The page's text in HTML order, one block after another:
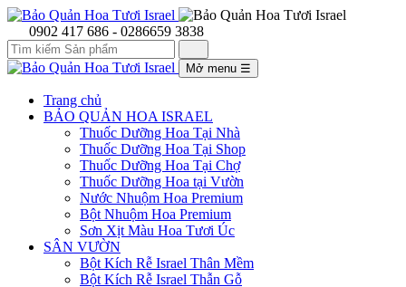
0902 417 686 - 0286659 3838
Mở menu ☰
Trang chủ
BẢO QUẢN HOA ISRAEL
Thuốc Dưỡng Hoa Tại Nhà
Thuốc Dưỡng Hoa Tại Shop
Thuốc Dưỡng Hoa Tại Chợ
Thuốc Dưỡng Hoa tại Vườn
Nước Nhuộm Hoa Premium
Bột Nhuộm Hoa Premium
Sơn Xịt Màu Hoa Tươi Úc
SÂN VƯỜN
Bột Kích Rễ Israel Thân Mềm
Bột Kích Rễ Israel Thẫn Gỗ